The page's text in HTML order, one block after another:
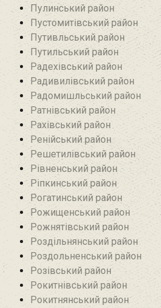
Пулинський район
Пустомитівський район
Путивльський район‎
Путильський район
Радехівський район
Радивилівський район
Радомишльський район‎
Ратнівський район
Рахівський район
Ренійський район
Решетилівський район
Рівненський район
Ріпкинський район
Рогатинський район
Рожищенський район
Рожнятівський район
Роздільнянський район
Роздольненський район
Розівський район‎
Рокитнівський район
Рокитнянський район